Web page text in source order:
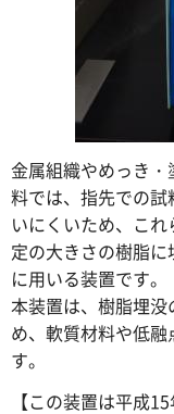
金属組織やめっき
料では、指先での
いにくいため、こ
定の大きさの樹脂
に用いる装置です。
本装置は、樹脂埋
め、軟質材料や低
す。
【この装置は平成